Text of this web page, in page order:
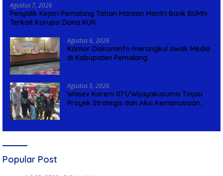
Agustus 7, 2026
Penyidik Kejari Pemalang Tahan Mantan Mantri Bank BUMN
Terkait Korupsi Dana KUR
Agustus 6, 2026
Kantor Diskominfo merangkul awak Media
di Kabupaten Pemalang.
Agustus 5, 2026
Wasev Korem 071/Wijayakusuma Tinjau
Proyek Strategis dan Aksi Kemanusiaan
Popular Post